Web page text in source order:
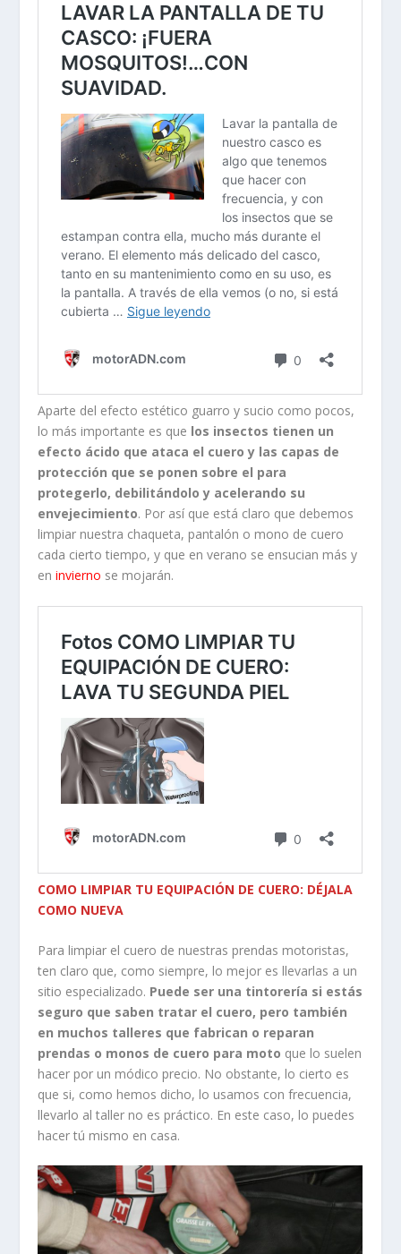
Aparte del efecto estético guarro y sucio como pocos,
lo más importante es que los insectos tienen un
efecto ácido que ataca el cuero y las capas de
protección que se ponen sobre el para
protegerlo, debilitándolo y acelerando su
envejecimiento. Por así que está claro que debemos
limpiar nuestra chaqueta, pantalón o mono de cuero
cada cierto tiempo, y que en verano se ensucian más y
en invierno se mojarán.
COMO LIMPIAR TU EQUIPACIÓN DE CUERO: DÉJALA
COMO NUEVA
Para limpiar el cuero de nuestras prendas motoristas,
ten claro que, como siempre, lo mejor es llevarlas a un
sitio especializado. Puede ser una tintorería si estás
seguro que saben tratar el cuero, pero también
en muchos talleres que fabrican o reparan
prendas o monos de cuero para moto que lo suelen
hacer por un módico precio. No obstante, lo cierto es
que si, como hemos dicho, lo usamos con frecuencia,
llevarlo al taller no es práctico. En este caso, lo puedes
hacer tú mismo en casa.